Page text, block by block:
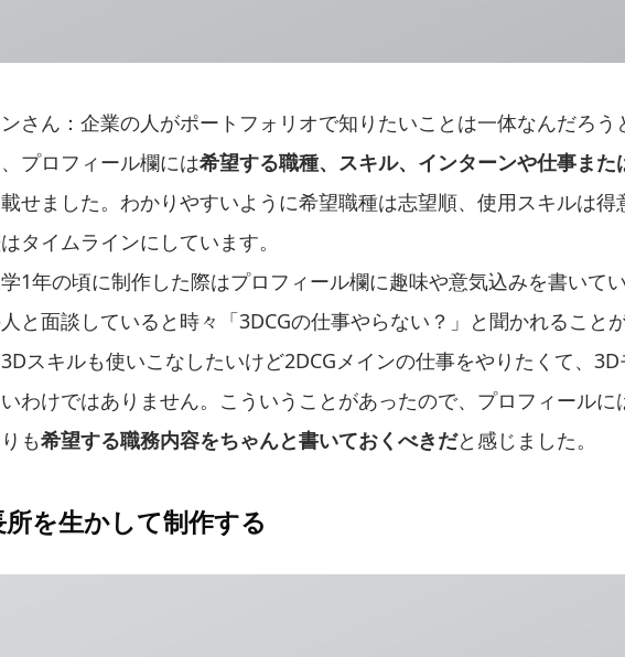
さん：企業の人がポートフォリオで知りたいことは一体なんだろう
プロフィール欄には希望する職種、スキル、インターンや仕事また
せました。わかりやすいように希望職種は志望順、使用スキルは得
タイムラインにしています。
1年の頃に制作した際はプロフィール欄に趣味や意気込みを書いて
と面談していると時々「3DCGの仕事やらない？」と聞かれること
スキルも使いこなしたいけど2DCGメインの仕事をやりたくて、
わけではありません。こういうことがあったので、プロフィールに
も希望する職務内容をちゃんと書いておくべきだと感じました。
所を生かして制作する